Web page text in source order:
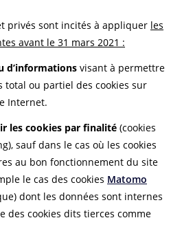
privés sont incités à appliquer les
avant le 31 mars 2021 :
d’informations visant à permettre
total ou partiel des cookies sur
Internet.
les cookies par finalité (cookies
sauf dans le cas où les cookies
au bon fonctionnement du site
le cas des cookies Matomo
dont les données sont internes
des cookies dits tierces comme